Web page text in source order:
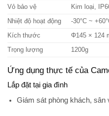
Vỏ bảo vệ
Kim loại,
Nhiệt độ hoạt động
-30°C ~
Kích thước
Φ145 × 124
Trọng lượng
1200g
Ứng dụng thực tế của
Lắp đặt tại gia đình
Giám sát phòng khách, sân